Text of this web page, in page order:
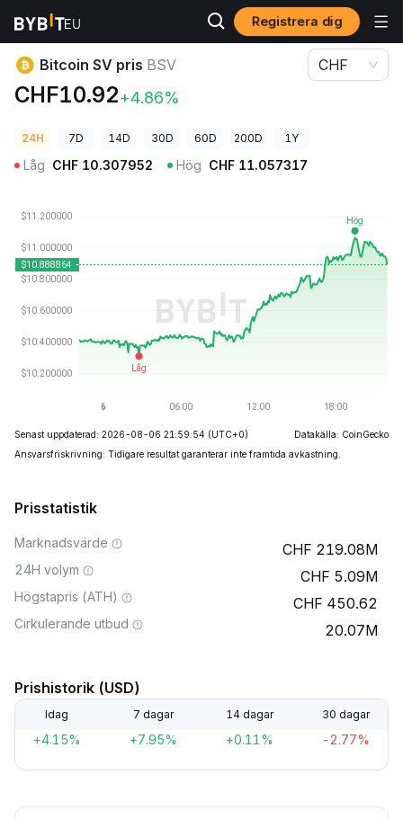
Registrera dig
Kryptopriser
Bitcoin SV pris BSV
CHF10.92+4.86%
CHF
24H 7D 14D 30D 60D 200D 1Y
Låg CHF 10.307952 Hög CHF 11.057317
Senast uppdaterad: 2026-08-06 21:59:54 (UTC+0)
Datakälla: CoinGecko
Ansvarsfriskrivning: Tidigare resultat garanterar inte framtida avkastning.
Prisstatistik
Marknadsvärde 219.08M
24H volym 5.09M
Högstapris (ATH) 450.62
Cirkulerande utbud 20.07M
Prishistorik (USD)
Idag 7 dagar 14 dagar 30 dagar
+4.15% +7.95% +0.11% -2.77%